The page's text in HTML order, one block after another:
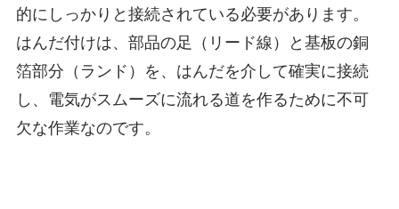
的にしっかりと接続されている必要があります。
はんだ付けは、部品の足（リード線）と基板の銅
箔部分（ランド）を、はんだを介して確実に接続
し、電気がスムーズに流れる道を作るために不可
欠な作業なのです。